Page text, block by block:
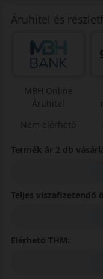
Áruhitel és
MBH Online
Áruhitel
Nem elérhető
Termék ár 2 db
Teljes viszafizetendő
Elérhető THM: